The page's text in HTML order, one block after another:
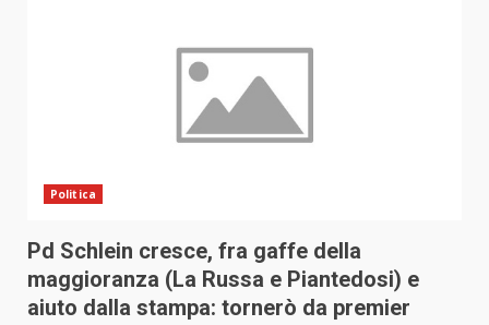
Politica
Pd Schlein cresce, fra gaffe della
maggioranza (La Russa e Piantedosi) e
aiuto dalla stampa: tornerò da premier